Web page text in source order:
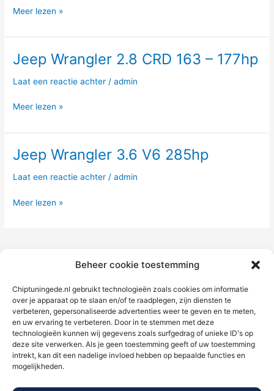
Beheer cookie toestemming
Chiptuningede.nl gebruikt technologieën zoals cookies om informatie
over je apparaat op te slaan en/of te raadplegen, zijn diensten te
verbeteren, gepersonaliseerde advertenties weer te geven en te meten,
en uw ervaring te verbeteren. Door in te stemmen met deze
technologieën kunnen wij gegevens zoals surfgedrag of unieke ID's op
deze site verwerken. Als je geen toestemming geeft of uw toestemming
intrekt, kan dit een nadelige invloed hebben op bepaalde functies en
mogelijkheden.
285hp
Meer lezen »
Jeep Wrangler 2.8 CRD 163 – 177hp
Laat een reactie achter /admin
Jeep
Wrangler
2.8
163
Meer lezen »
Jeep Wrangler 3.6 V6 285hp
Laat een reactie achter /admin
Jeep
Wrangler
3.6
285hp
Meer lezen »